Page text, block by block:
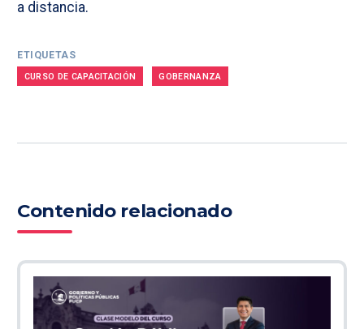
a distancia.
ETIQUETAS
CURSO DE CAPACITACIÓN GOBERNANZA
Contenido relacionado